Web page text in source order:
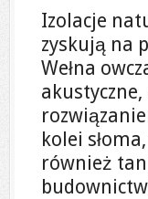
Izolacje
zyskują na
Wełna
kolei
również